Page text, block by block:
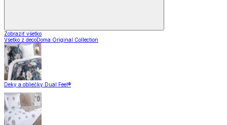
Zobraziť všetko
Všetko z decoDoma Original Collection
Deky a obliečky Dual Feel®